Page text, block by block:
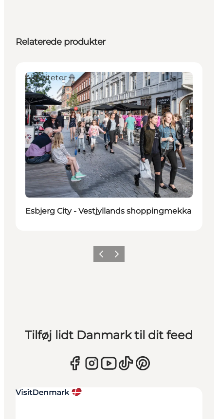
Relaterede produkter
Aktiviteter
Esbjerg City - Vestjyllands shoppingmekka
ForrigeNæste
Tilføj lidt Danmark til dit feed